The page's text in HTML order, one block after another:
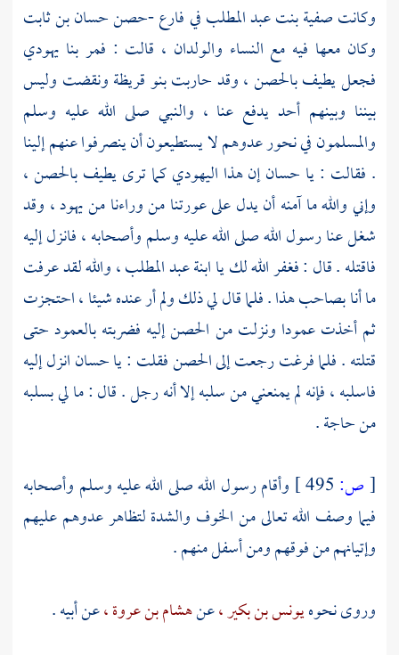
وكانتصفية بنت عبد المطلبفي فارع -حصنحسان بن ثابت
وكان معها فيه مع النساء والولدان ، قالت : فمر بنا يهودي
فجعل يطيف بالحصن ، وقد حاربتبنو قريظةونقضت وليس
بيننا وبينهم أحد يدفع عنا ، والنبي صلى الله عليه وسلم
والمسلمون في نحور عدوهم لا يستطيعون أن ينصرفوا عنهم إلينا
. فقالت : يا حسانإن هذا اليهودي كما ترى يطيف بالحصن ،
وإني والله ما آمنه أن يدل على عورتنا من وراءنا من يهود ، وقد
شغل عنا رسول الله صلى الله عليه وسلم وأصحابه ، فانزل إليه
فاقتله . قال : فغفر الله لك يا ابنةعبد المطلب ،والله لقد عرفت
ما أنا بصاحب هذا . فلما قال لي ذلك ولم أر عنده شيئا ، احتجزت
ثم أخذت عمودا ونزلت من الحصن إليه فضربته بالعمود حتى
قتلته . فلما فرغت رجعت إلى الحصن فقلت : ياحسانانزل إليه
فاسلبه ، فإنه لم يمنعني من سلبه إلا أنه رجل . قال : ما لي بسلبه
من حاجة .
[ص:
وأقام رسول الله صلى الله عليه وسلم وأصحابه
فيما وصف الله تعالى من الخوف والشدة لتظاهر عدوهم عليهم
وإتيانهم من فوقهم ومن أسفل منهم .
وروى نحوهيونس بن بكير ،عنهشام بن عروة ،عن أبيه .